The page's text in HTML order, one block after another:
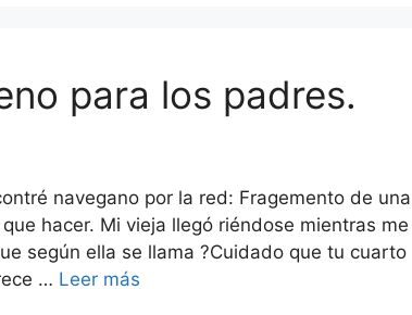
para los padres.
navegano por la red: Fragemento de una
hacer. Mi vieja llegó riéndose mientras me
según ella se llama ?Cuidado que tu cuarto
… Leer más